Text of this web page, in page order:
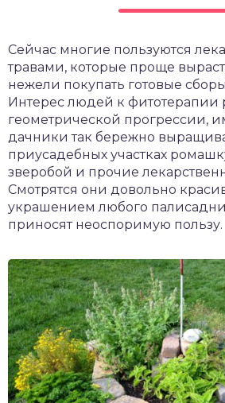
Сейчас многие пользуются
травами, которые проще
нежели покупать готовые
Интерес людей к фитотерапии
геометрической прогрессии,
дачники так бережно
приусадебных участках
зверобой и прочие
Смотрятся они довольно
украшением любого
приносят неоспоримую пользу.
крыши и кровли
и уход